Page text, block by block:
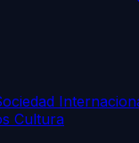
Cultura